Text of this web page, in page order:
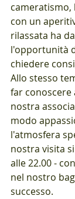
cameratismo,
con un
rilassata ha
l'opportunità
chiedere
Allo stesso
far conoscere
nostra
modo
l'atmosfera
nostra visita
alle 22.00 -
nel nostro
successo.